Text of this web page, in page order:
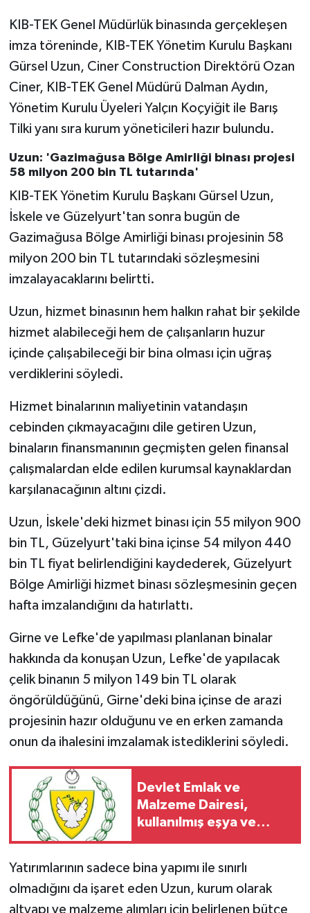
KIB-TEK Genel Müdürlük binasında gerçekleşen
imza töreninde, KIB-TEK Yönetim Kurulu Başkanı
Gürsel Uzun, Ciner Construction Direktörü Ozan
Ciner, KIB-TEK Genel Müdürü Dalman Aydın,
Yönetim Kurulu Üyeleri Yalçın Koçyiğit ile Barış
Tilki yanı sıra kurum yöneticileri hazır bulundu.
Uzun: 'Gazimağusa Bölge Amirliği binası projesi
58 milyon 200 bin TL tutarında'
KIB-TEK Yönetim Kurulu Başkanı Gürsel Uzun,
İskele ve Güzelyurt'tan sonra bugün de
Gazimağusa Bölge Amirliği binası projesinin 58
milyon 200 bin TL tutarındaki sözleşmesini
imzalayacaklarını belirtti.
Uzun, hizmet binasının hem halkın rahat bir şekilde
hizmet alabileceği hem de çalışanların huzur
içinde çalışabileceği bir bina olması için uğraş
verdiklerini söyledi.
Hizmet binalarının maliyetinin vatandaşın
cebinden çıkmayacağını dile getiren Uzun,
binaların finansmanının geçmişten gelen finansal
çalışmalardan elde edilen kurumsal kaynaklardan
karşılanacağının altını çizdi.
Uzun, İskele'deki hizmet binası için 55 milyon 900
bin TL, Güzelyurt'taki bina içinse 54 milyon 440
bin TL fiyat belirlendiğini kaydederek, Güzelyurt
Bölge Amirliği hizmet binası sözleşmesinin geçen
hafta imzalandığını da hatırlattı.
Girne ve Lefke'de yapılması planlanan binalar
hakkında da konuşan Uzun, Lefke'de yapılacak
çelik binanın 5 milyon 149 bin TL olarak
öngörüldüğünü, Girne'deki bina içinse de arazi
projesinin hazır olduğunu ve en erken zamanda
onun da ihalesini imzalamak istediklerini söyledi.
Devlet Emlak ve
Malzeme Dairesi,
kullanılmış eşya ve
Yatırımlarının sadece bina yapımı ile sınırlı
olmadığını da işaret eden Uzun, kurum olarak
altyapı ve malzeme alımları için belirlenen bütçe
Nöbetçi Eczaneler
ÖZEL HABER
SİYASET
SPOR
TEKNOLOJİ
YAŞAM